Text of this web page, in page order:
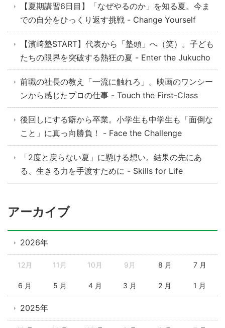
【夏期講習6日目】「なぜやるのか」を知る夏。今ま
での自分をひっくり返す挑戦 - Change Yourself
【濱﨑塾START】代表から「塾頭」へ（笑）。子ども
たちの限界を突破する熱狂の夏 - Enter the Jukucho
前職の社長の教え「一流に触れろ」。映画のワンシー
ンから感じたプロの仕事 - Touch the First-Class
後回しにする癖から卒業。小学生も中学生も「面倒な
こと」に真っ向勝負！ - Face the Challenge
「2度と戻らない夏」に懸ける想い。結果の先にあ
る、生きる力を手渡すために - Skills for Life
アーカイブ
2026年
12月 11月 10月 9月 8 月 7 月
6 月 5 月 4 月 3 月 2 月 1 月
2025年